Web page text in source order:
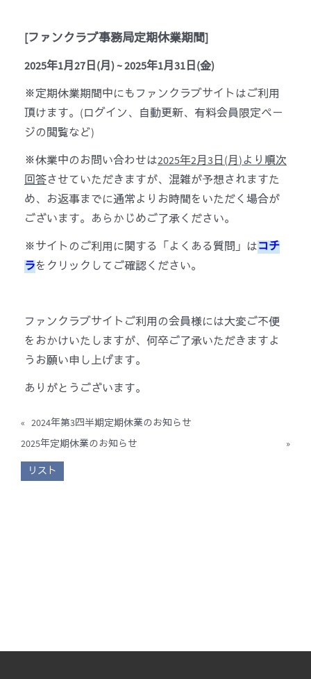
[ファンクラブ事務局定期休業期間]
2025年1月27日 (月) ~ 2025年1月31日 (金)
※定期休業期間中にもファンクラブサイトはご利用
頂けます。 (ログイン、自動更新、有料会員限定ペー
ジの 閲覧など)
※休業中のお問い合わせは2025年2月 3 日 (月 )より順次
回答させていただきますが、混雑が予想されますた
め、お返事までに通常よりお時間をいただく場合が
ございます。あらかじめご了承ください。
※サイトのご利用に関する「よくある質問」はコチ
ラをクリックしてご確認ください。
ファンクラブサイト ご利用 の会員様には大変ご不便
をおかけいたしますが、何卒ご了承いただきますよ
うお願い申し上げます。
ありがとうございます。
« 2024年第3四半期定期休業のお知らせ
2025年定期休業のお知らせ
»
リスト